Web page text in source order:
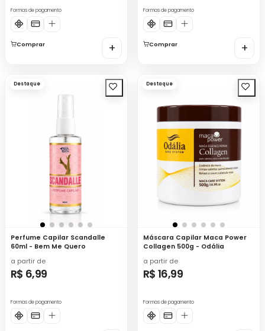
Formas de pagamento
Comprar +
Formas de pagamento
Comprar +
Destaque
Perfume Capilar Scandalle
60ml - Bem Me Quero
a partir de
R$ 6,99
Formas de pagamento
Destaque
Máscara Capilar Maca Power
Collagen 500g - Odália
a partir de
R$ 16,99
Formas de pagamento